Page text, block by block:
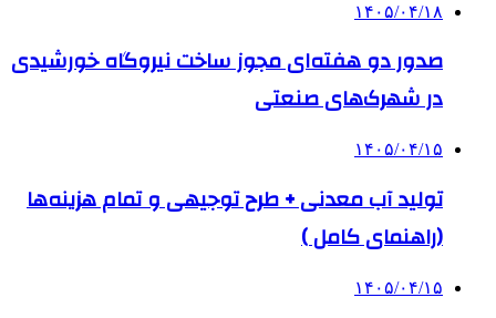
۱۴۰۵/۰۴/۱۸
صدور دو هفته‌ای مجوز ساخت نیروگاه خورشیدی
در شهرک‌های صنعتی
۱۴۰۵/۰۴/۱۵
تولید آب معدنی + طرح توجیهی و تمام هزینه‌ها
(راهنمای کامل )
۱۴۰۵/۰۴/۱۵